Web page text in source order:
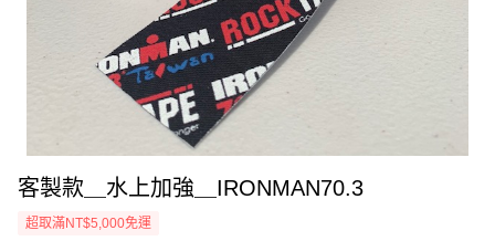
客製款＿水上加強＿IRONMAN70.3
超取滿NT$5,000免運